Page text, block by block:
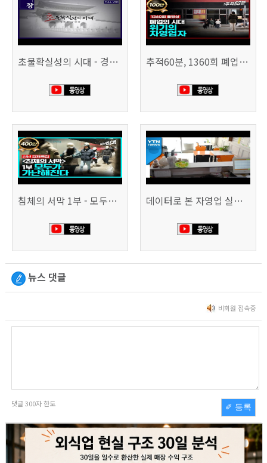
초불확실성의 시대 - 경제를 구하라 494회 (KBS 25.2.11) 추적60분, 1360회 폐업의 시대, 위기의 자영업자
침체의 서막 1부 - 모두가 가난해진다 | 시사직격 신년특집 데이터로 본 자영업 실태 - 매출 '뚝', 장수 업소도 '휘청'
뉴스 댓글
비회원 접속중
댓글300자 한도 ✐ 등록